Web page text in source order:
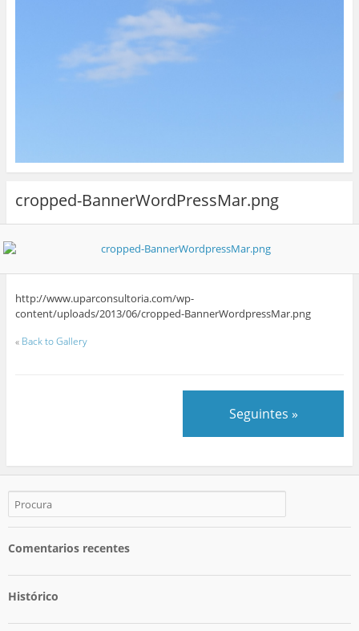
cropped-BannerWordPressMar.png
http://www.uparconsultoria.com/wp-
content/uploads/2013/06/cropped-BannerWordpressMar.png
« Back to Gallery
Seguintes »
Comentarios recentes
Histórico